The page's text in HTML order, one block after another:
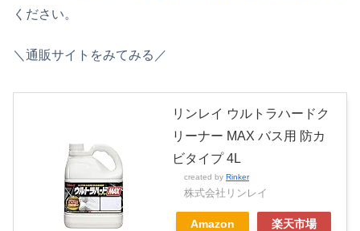
ください。
＼通販サイトをみてみる／
リンレイ ウルトラハードク
リーナー MAX バス用 防カ
ビタイプ 4L
created by Rinker
株式会社リンレイ
Amazon 楽天市場